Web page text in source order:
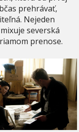
prehrávať,
Nejeden
severská
prenose.